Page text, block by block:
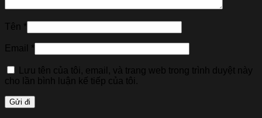
Tên *
Email *
Lưu tên của tôi, email, và trang web trong trình duyệt này
cho lần bình luận kế tiếp của tôi.